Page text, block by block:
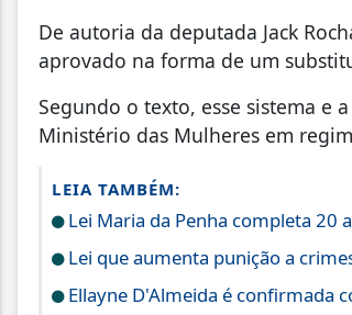
De autoria da deputada Jack
aprovado na forma de um
Segundo o texto, esse sistema e
Ministério das Mulheres em
LEIA TAMBÉM:
Lei Maria da Penha completa 20
Lei que aumenta punição a
Ellayne D'Almeida é confirmada